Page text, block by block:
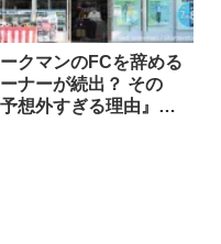
クマンのFCを辞める
ナーが続出？ その
予想外すぎる理由』